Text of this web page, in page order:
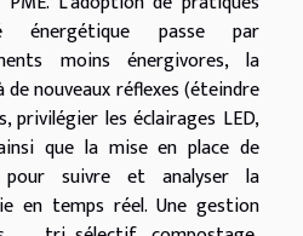
énergétique passe par
moins énergivores, la
nouveaux réflexes (éteindre
privilégier les éclairages LED,
que la mise en place de
pour suivre et analyser la
en temps réel. Une gestion